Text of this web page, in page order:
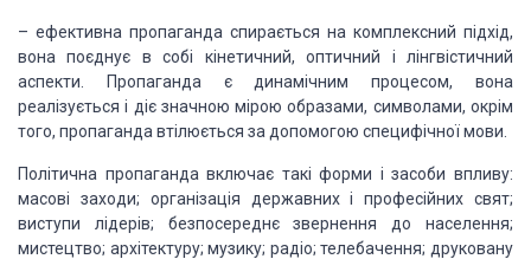
– ефективна пропаганда спирається на комплексний підхід,
вона поєднує в собі кінетичний, оптичний і лінгвістичний
аспекти. Пропаганда є динамічним процесом, вона
реалізується і діє значною мірою образами, символами, окрім
того, пропаганда втілюється за допомогою специфічної мови.
Політична пропаганда включає такі форми і засоби впливу:
масові заходи; організація державних і професійних свят;
виступи лідерів; безпосереднє звернення до населення;
мистецтво; архітектуру; музику; радіо; телебачення; друковану